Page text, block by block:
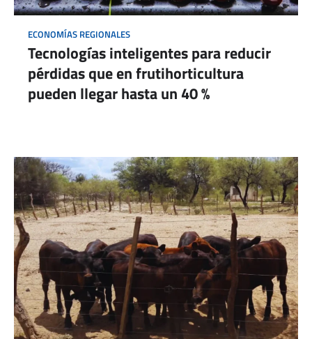
ECONOMÍAS REGIONALES
Tecnologías inteligentes para reducir
pérdidas que en frutihorticultura
pueden llegar hasta un 40 %